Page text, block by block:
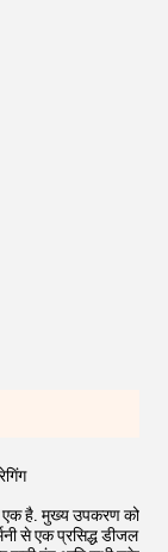
है. मुख्य उपकरण को
से एक प्रसिद्ध डीजल